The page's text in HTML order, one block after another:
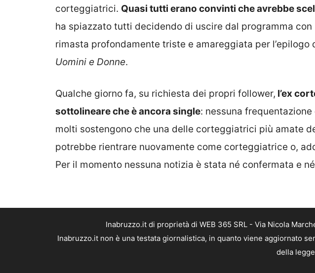
corteggiatrici. Quasi tutti erano convinti che avrebbe
ha spiazzato tutti decidendo di uscire dal programma con
rimasta profondamente triste e amareggiata per l’epilogo
Uomini e Donne.
Qualche giorno fa, su richiesta dei propri follower, l’ex
sottolineare che è ancora single: nessuna
molti sostengono che una delle corteggiatrici più amate
potrebbe rientrare nuovamente come corteggiatrice o,
Per il momento nessuna notizia è stata né confermata e
Inabruzzo.it di proprietà di WEB 365 SRL - Via Nicola
Inabruzzo.it non è una testata giornalistica, in quanto viene aggiornato
della